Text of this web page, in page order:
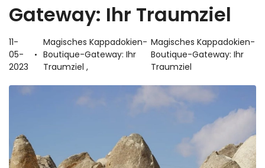
Gateway: Ihr Traumziel
11-
05-
2023
Magisches Kappadokien-
Boutique-Gateway: Ihr
Traumziel ,
Magisches Kappadokien-
Boutique-Gateway: Ihr
Traumziel